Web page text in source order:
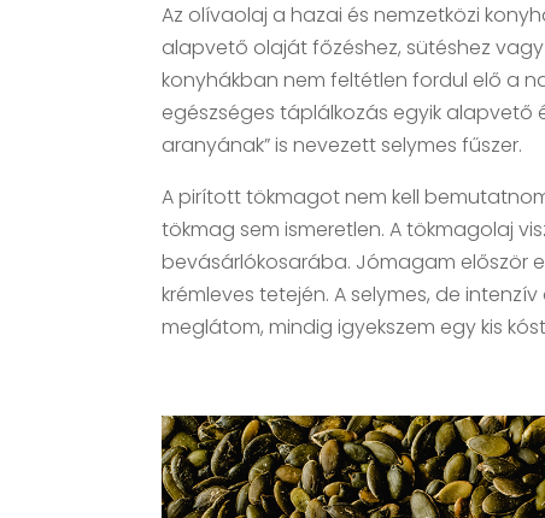
Az olívaolaj a hazai és nemzetközi
alapvető olaját főzéshez, sütéshez
konyhákban nem feltétlen fordul elő a
egészséges táplálkozás egyik alapvető
aranyának” is nevezett selymes fűszer.
A pirított tökmagot nem kell
tökmag sem ismeretlen. A tökmagolaj
bevásárlókosarába. Jómagam először
krémleves tetején. A selymes, de
meglátom, mindig igyekszem egy kis